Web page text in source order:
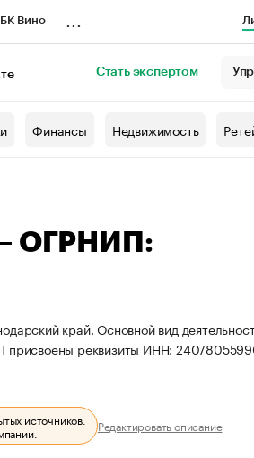
Вино
Стать экспертом
Финансы Недвижимость
— ОГРНИП:
край. Основной вид
присвоены реквизиты ИНН:
источников.
Редактировать описание